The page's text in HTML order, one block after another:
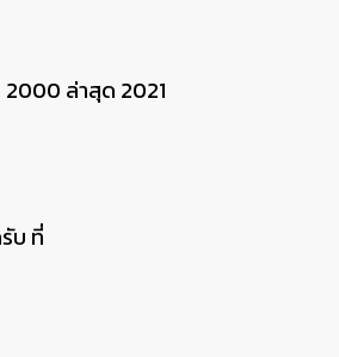
2000 ล่าสุด 2021
บ ที่